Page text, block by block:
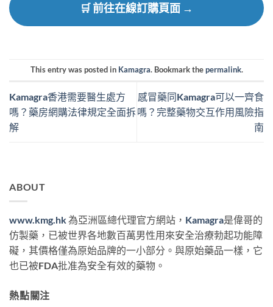
🛒 前往在線訂購頁面 →
This entry was posted in Kamagra. Bookmark thepermalink.
Kamagra香港需要醫生處方
嗎？藥房網購法律規定全面拆
解
感冒藥同Kamagra可以一齊食
嗎？完整藥物交互作用風險指
南
ABOUT
www.kmg.hk為亞洲區總代理官方網站， Kamagra是偉哥的
仿製藥，已被世界各地數百萬男性用來安全治療勃起功能障
礙，其價格僅為原始品牌的一小部分。與原始藥品一樣，它
也已被FDA批准為安全有效的藥物。
熱點關注